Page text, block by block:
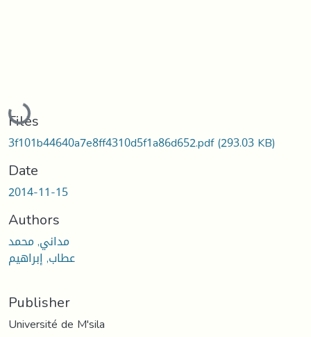
Loading...
Files
3f101b44640a7e8ff4310d5f1a86d652.pdf(293.03 KB)
Date
2014-11-15
Authors
مداني, محمد
عطاب, إبراهيم
Publisher
Université de M'sila